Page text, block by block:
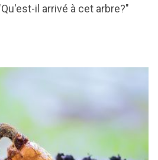
il arrivé à cet arbre?"